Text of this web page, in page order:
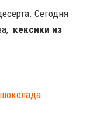
Сегодня
кексики из